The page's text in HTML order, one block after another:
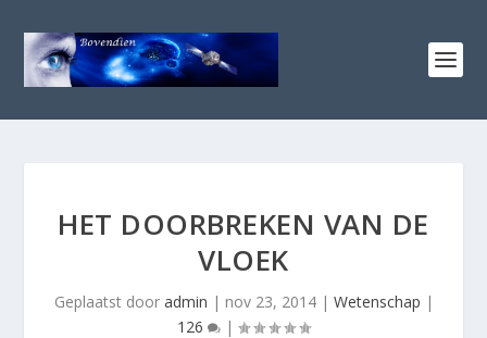
HET DOORBREKEN VAN DE
VLOEK
Geplaatst door admin | nov 23, 2014| Wetenschap |
126
|